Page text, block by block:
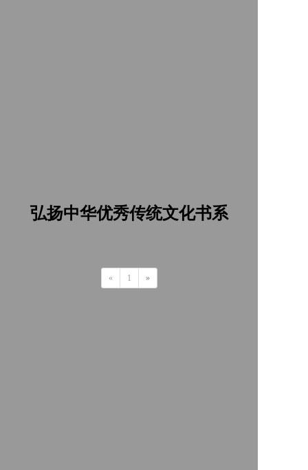
« 1 »
弘扬中华优秀传统文化书系